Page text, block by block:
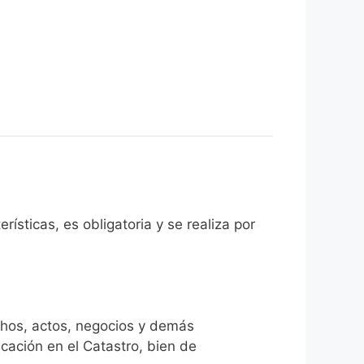
es obligatoria y se realiza por
actos, negocios y demás
en el Catastro, bien de